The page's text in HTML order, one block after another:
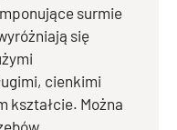
surmie
się
cienkimi
kształcie. Można